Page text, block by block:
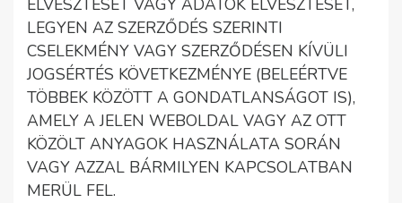
ELVESZTÉSÉT VAGY ADATOK ELVESZTÉSÉT,
LEGYEN AZ SZERZŐDÉS SZERINTI
CSELEKMÉNY VAGY SZERZŐDÉSEN KÍVÜLI
JOGSÉRTÉS KÖVETKEZMÉNYE (BELEÉRTVE
TÖBBEK KÖZÖTT A GONDATLANSÁGOT IS),
AMELY A JELEN WEBOLDAL VAGY AZ OTT
KÖZÖLT ANYAGOK HASZNÁLATA SORÁN
VAGY AZZAL BÁRMILYEN KAPCSOLATBAN
MERÜL FEL.